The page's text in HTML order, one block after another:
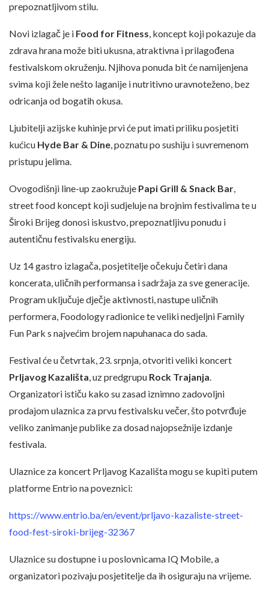
prepoznatljivom stilu.
Novi izlagač je i Food for Fitness, koncept koji pokazuje da
zdrava hrana može biti ukusna, atraktivna i prilagođena
festivalskom okruženju. Njihova ponuda bit će namijenjena
svima koji žele nešto laganije i nutritivno uravnoteženo, bez
odricanja od bogatih okusa.
Ljubitelji azijske kuhinje prvi će put imati priliku posjetiti
kućicu Hyde Bar & Dine, poznatu po sushiju i suvremenom
pristupu jelima.
Ovogodišnji line-up zaokružuje Papi Grill & Snack Bar,
street food koncept koji sudjeluje na brojnim festivalima te u
Široki Brijeg donosi iskustvo, prepoznatljivu ponudu i
autentičnu festivalsku energiju.
Uz 14 gastro izlagača, posjetitelje očekuju četiri dana
koncerata, uličnih performansa i sadržaja za sve generacije.
Program uključuje dječje aktivnosti, nastupe uličnih
performera, Foodology radionice te veliki nedjeljni Family
Fun Park s najvećim brojem napuhanaca do sada.
Festival će u četvrtak, 23. srpnja, otvoriti veliki koncert
Prljavog Kazališta, uz predgrupu Rock Trajanja.
Organizatori ističu kako su zasad iznimno zadovoljni
prodajom ulaznica za prvu festivalsku večer, što potvrđuje
veliko zanimanje publike za dosad najopsežnije izdanje
festivala.
Ulaznice za koncert Prljavog Kazališta mogu se kupiti putem
platforme Entrio na poveznici:
https://www.entrio.ba/en/event/prljavo-kazaliste-street-
food-fest-siroki-brijeg-32367
Ulaznice su dostupne i u poslovnicama IQ Mobile, a
organizatori pozivaju posjetitelje da ih osiguraju na vrijeme.